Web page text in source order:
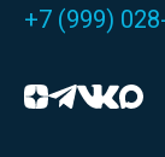
+7 (999)